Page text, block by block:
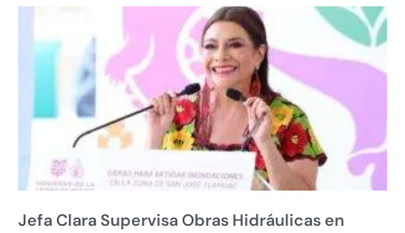
Jefa Clara Supervisa Obras Hidráulicas en